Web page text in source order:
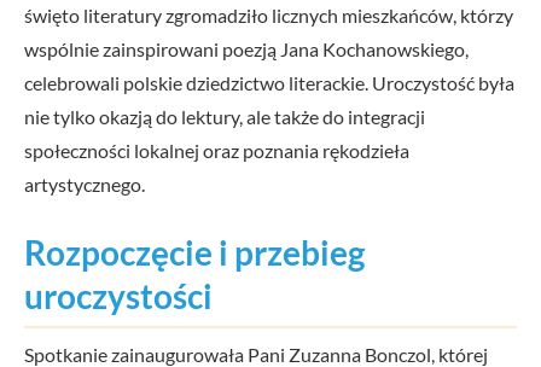
święto literatury zgromadziło licznych mieszkańców, którzy
wspólnie zainspirowani poezją Jana Kochanowskiego,
celebrowali polskie dziedzictwo literackie. Uroczystość była
nie tylko okazją do lektury, ale także do integracji
społeczności lokalnej oraz poznania rękodzieła
artystycznego.
Rozpoczęcie i przebieg
uroczystości
Spotkanie zainaugurowała Pani Zuzanna Bonczol, której